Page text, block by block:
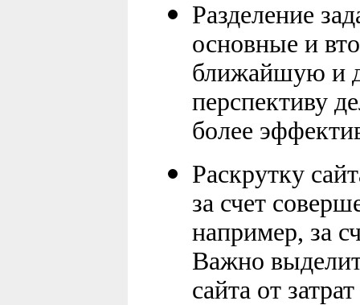
Разделение
основные и
ближайшую и
перспективу
более
Раскрутку
за счет
например, за
Важно
сайта от